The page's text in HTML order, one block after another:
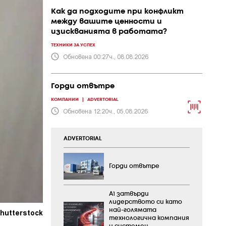
Как да подходите при конфликт
между вашите ценности и
изискванията в работата?
ТЕХНИКИ ЗА УСПЕХ
Обновена 00:27ч., 08.08.2026
Горди отвътре
КОМПАНИИ ADVERTORIAL
Обновена 12:20ч., 05.08.2026
ADVERTORIAL
Горди отвътре
А1 затвърди
лидерството си като
най-голямата
технологична компания